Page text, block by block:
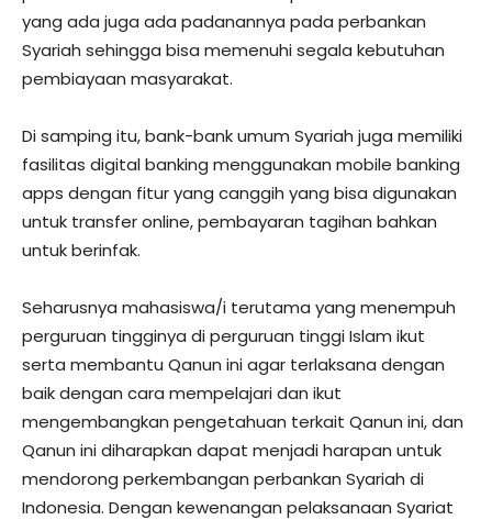
yang ada juga ada padanannya pada perbankan
Syariah sehingga bisa memenuhi segala kebutuhan
pembiayaan masyarakat.
Di samping itu, bank-bank umum Syariah juga memiliki
fasilitas digital banking menggunakan mobile banking
apps dengan fitur yang canggih yang bisa digunakan
untuk transfer online, pembayaran tagihan bahkan
untuk berinfak.
Seharusnya mahasiswa/i terutama yang menempuh
perguruan tingginya di perguruan tinggi Islam ikut
serta membantu Qanun ini agar terlaksana dengan
baik dengan cara mempelajari dan ikut
mengembangkan pengetahuan terkait Qanun ini, dan
Qanun ini diharapkan dapat menjadi harapan untuk
mendorong perkembangan perbankan Syariah di
Indonesia. Dengan kewenangan pelaksanaan Syariat